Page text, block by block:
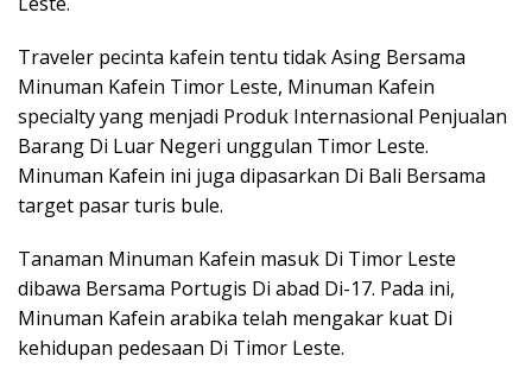
Traveler pecinta kafein tentu tidak Asing Bersama
Minuman Kafein Timor Leste, Minuman Kafein
specialty yang menjadi Produk Internasional Penjualan
Barang Di Luar Negeri unggulan Timor Leste.
Minuman Kafein ini juga dipasarkan Di Bali Bersama
target pasar turis bule.
Tanaman Minuman Kafein masuk Di Timor Leste
dibawa Bersama Portugis Di abad Di-17. Pada ini,
Minuman Kafein arabika telah mengakar kuat Di
kehidupan pedesaan Di Timor Leste.